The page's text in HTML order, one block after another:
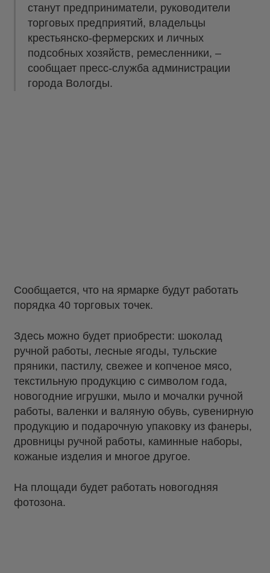
станут предприниматели, руководители
торговых предприятий, владельцы
крестьянско-фермерских и личных
подсобных хозяйств, ремесленники, –
сообщает пресс-служба администрации
города Вологды.
Сообщается, что на ярмарке будут работать
порядка 40 торговых точек.
Здесь можно будет приобрести: шоколад
ручной работы, лесные ягоды, тульские
пряники, пастилу, свежее и копченое мясо,
текстильную продукцию с символом года,
новогодние игрушки, мыло и мочалки ручной
работы, валенки и валяную обувь, сувенирную
продукцию и подарочную упаковку из фанеры,
дровницы ручной работы, каминные наборы,
кожаные изделия и многое другое.
На площади будет работать новогодняя
фотозона.